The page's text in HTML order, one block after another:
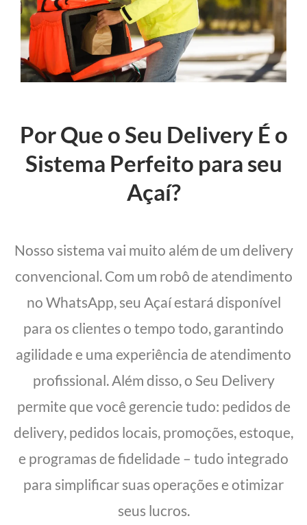
Por Que o Seu Delivery É o
Sistema Perfeito para seu
Açaí?
Nosso sistema vai muito além de um delivery
convencional. Com um robô de atendimento
no WhatsApp, seu Açaí estará disponível
para os clientes o tempo todo, garantindo
agilidade e uma experiência de atendimento
profissional. Além disso, o Seu Delivery
permite que você gerencie tudo: pedidos de
delivery, pedidos locais, promoções, estoque,
e programas de fidelidade – tudo integrado
para simplificar suas operações e otimizar
seus lucros.